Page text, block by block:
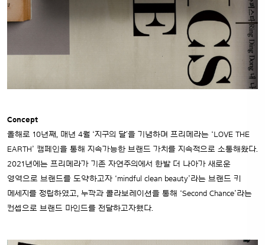
Concept
올해로 10년째, 매년 4월 ‘지구의 달＇을 기념하며 프리메라는 ‘LOVE THE
EARTH’ 캠페인을 통해 지속가능한 브랜드 가치를 지속적으로 소통해왔다.
2021년에는 프리메라가 기존 자연주의에서 한발 더 나아가 새로운
영역으로 브랜드를 도약하고자 ‘mindful clean beauty’라는 브랜드 키
메세지를 정립하였고, 누깍과 콜라보레이션을 통해 ‘Second Chance’라는
컨셉으로 브랜드 마인드를 전달하고자했다.